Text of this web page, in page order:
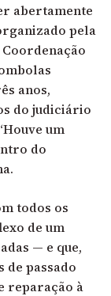
abertamente
pela
anos,
do judiciário
um
do
todos os
de um
— e que,
de passado
reparação à